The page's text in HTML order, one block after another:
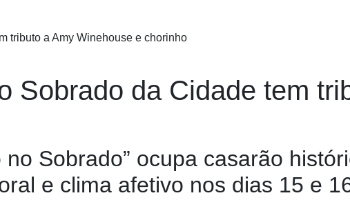
Sobrado da Cidade tem
no Sobrado” ocupa casarão
e clima afetivo nos dias 15 e